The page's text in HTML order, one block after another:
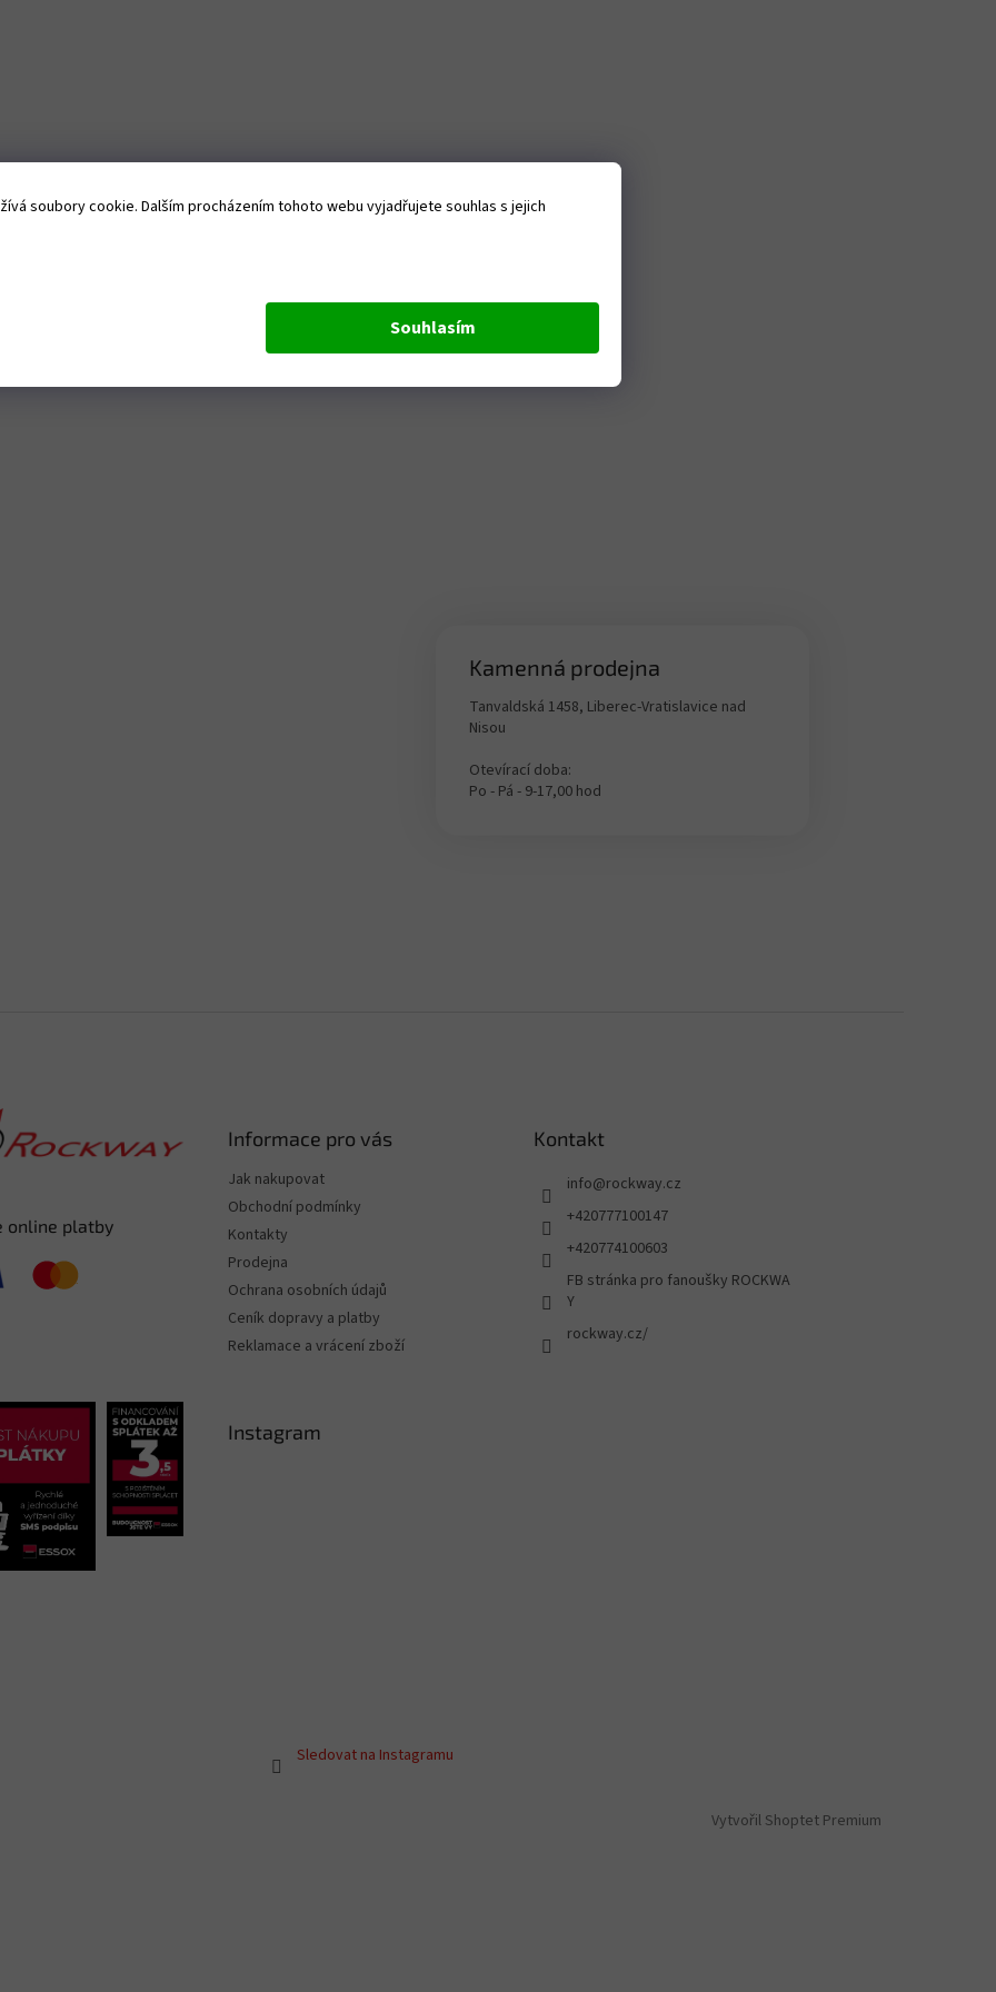
soubory cookie. Dalším procházením tohoto webu vyjadřujete souhlas s jejich
Souhlasím
Kamenná prodejna
Tanvaldská 1458, Liberec-Vratislavice nad
Nisou
Otevírací doba:
Po - Pá - 9-17,00 hod
online platby
Informace pro vás
Jak nakupovat
Obchodní podmínky
Kontakty
Prodejna
Ochrana osobních údajů
Ceník dopravy a platby
Reklamace a vrácení zboží
Kontakt
info@rockway.cz
+420777100147
+420774100603
FB stránka pro fanoušky ROCKWA
Y
rockway.cz/
Instagram
Sledovat na Instagramu
Vytvořil Shoptet Premium